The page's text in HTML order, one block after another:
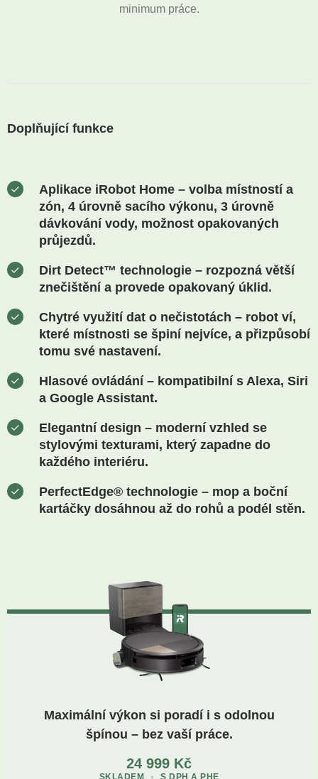
minimum práce.
Doplňující funkce
Aplikace iRobot Home – volba místností a
zón, 4 úrovně sacího výkonu, 3 úrovně
dávkování vody, možnost opakovaných
průjezdů.
Dirt Detect™ technologie – rozpozná větší
znečištění a provede opakovaný úklid.
Chytré využití dat o nečistotách – robot ví,
které místnosti se špiní nejvíce, a přizpůsobí
tomu své nastavení.
Hlasové ovládání– kompatibilní s Alexa, Siri
a Google Assistant.
Elegantní design – moderní vzhled se
stylovými texturami, který zapadne do
každého interiéru.
PerfectEdge® technologie – mop a boční
kartáčky dosáhnou až do rohů a podél stěn.
Maximální výkon si poradí i s odolnou
špínou – bez vaší práce.
24 999 Kč
S DPH A PHE
SKLADEM